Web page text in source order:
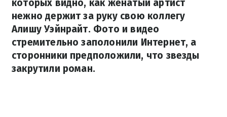
которых видно, как женатый артист
нежно держит за руку свою коллегу
Алишу Уэйнрайт. Фото и видео
стремительно заполонили Интернет, а
сторонники предположили, что звезды
закрутили роман.